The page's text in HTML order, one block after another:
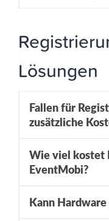
Lösungen
Fallen für
zusätzliche
Wie viel kostet
EventMobi?
Kann